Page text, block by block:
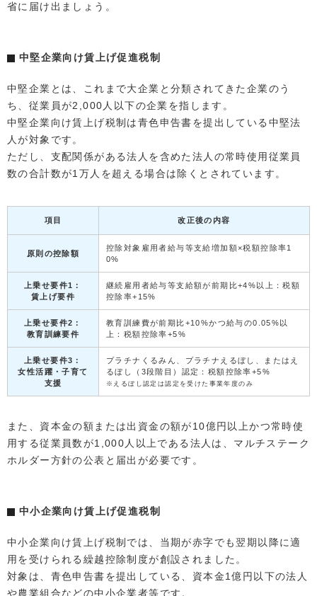
省に届け出ましょう。
中堅企業向け賃上げ促進税制
中堅企業とは、これまで大企業と分類されてきた企業のう
ち、従業員が2,000人以下の企業を指します。
中堅企業向け賃上げ税制は青色申告書を提出している中堅法
人が対象です。
ただし、支配関係がある法人を含めた法人の常時使用従業員
数の合計数が1万人を超える場合は除くとされています。
項目 改正後の内容
原則の控除額
控除対象雇用者給与等支給増加額×税額控除率1
0%
上乗せ要件1：
賃上げ要件
継続雇用者給与等支給額が前期比+4%以上：税額
控除率+15%
上乗せ要件2：
教育訓練要件
教育訓練費が前期比+10%かつ給与の0.05%以
上：税額控除率+5%
上乗せ要件3：
女性活躍・子育て
支援
プラチナくるみん、プラチナえるぼし、またはえ
るぼし（3段階目）認定：税額控除率+5%
※えるぼし認定は認定を受けた事業年度のみ
また、資本金の額または出資金の額が10億円以上かつ常時使
用する従業員数が1,000人以上である法人は、マルチステーク
ホルダー方針の公表と届出が必要です。
中小企業向け賃上げ促進税制
中小企業向け賃上げ税制では、当期が赤字でも翌期以降に適
用を受けられる繰越控除制度が創設されました。
対象は、青色申告書を提出している、資本金1億円以下の法人
や農業組合などの中小企業者等です。